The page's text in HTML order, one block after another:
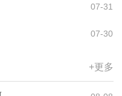
07-31
07-30
+更多